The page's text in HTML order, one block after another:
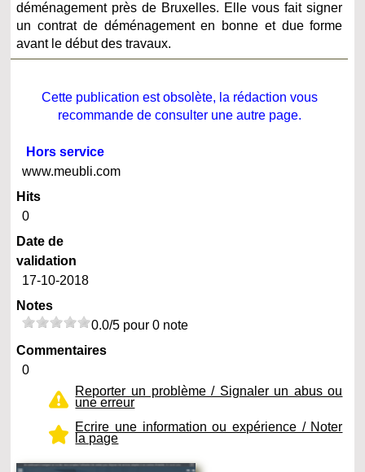
déménagement près de Bruxelles. Elle vous fait signer
un contrat de déménagement en bonne et due forme
avant le début des travaux.
Cette publication est obsolète, la rédaction vous
recommande de consulter une autre page.
Hors service
www.meubli.com
Hits
0
Date de
validation
17-10-2018
Notes
0.0/5 pour 0 note
Commentaires
0
Reporter un problème / Signaler un abus ou
une erreur
Ecrire une information ou expérience / Noter
la page